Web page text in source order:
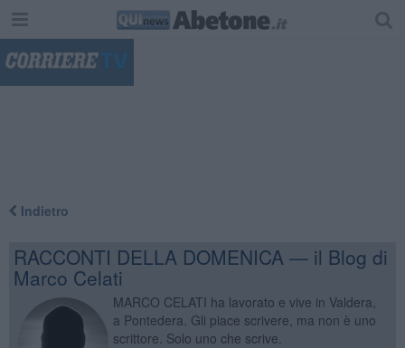
Indietro
RACCONTI DELLA DOMENICA — il Blog di
Marco Celati
MARCO CELATI ha lavorato e vive in Valdera,
a Pontedera. Gli piace scrivere, ma non è uno
scrittore. Solo uno che scrive.